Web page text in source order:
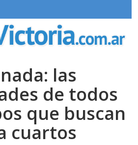
las
de todos
que buscan
cuartos